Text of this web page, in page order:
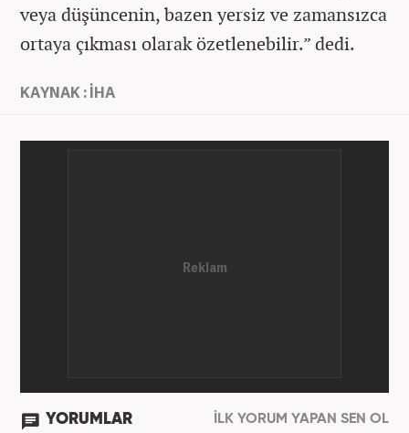
veya düşüncenin, bazen yersiz ve zamansızca
ortaya çıkması olarak özetlenebilir.” dedi.
KAYNAK : İHA
YORUMLAR İLK YORUM YAPAN SEN OL